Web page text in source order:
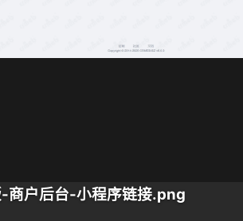
-商户后台-小程序链接.png